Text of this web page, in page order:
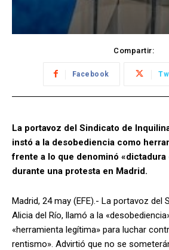
Compartir:
Facebook
La portavoz del Sindicato de
instó a la desobediencia como
frente a lo que denominó «dictadura
durante una protesta en Madrid.
Madrid, 24 may (EFE).- La portavoz del
Alicia del Río, llamó a la
«herramienta legítima» para luchar
rentismo». Advirtió que no se